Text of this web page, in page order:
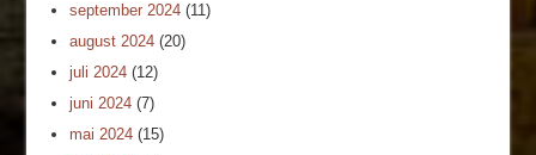
september 2024 (11)
august 2024 (20)
juli 2024 (12)
juni 2024 (7)
mai 2024 (15)